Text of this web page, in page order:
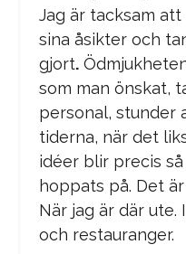
Jag är tacksam
sina åsikter och
gjort.
som man önskat,
personal, stunder
tiderna, när det
idéer blir precis
hoppats på. Det
När jag är där ute.
och restauranger.